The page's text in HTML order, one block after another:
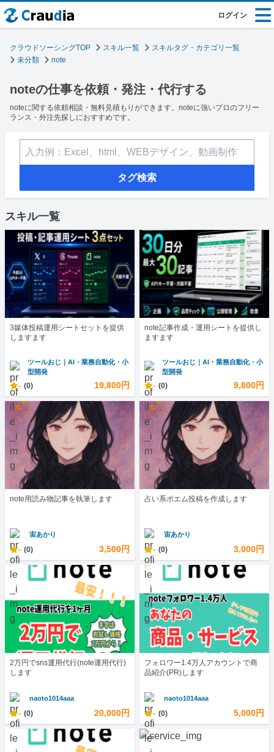
ログイン
クラウドソーシングTOP スキル一覧
スキルタグ・カテゴリ一覧
未分類
note
noteの仕事を依頼・発注・代行する
noteに関する依頼相談・無料見積もりができます。noteに強いプロのフリー
ランス・外注先探しにおすすめです。
タグ検索
スキル一覧
3媒体投稿運用シートセットを提供
しますます
ツールおじ｜AI・業務自動化・小
型開発
- (0) 19,800円
note記事作成・運用シートを提供し
ますます
ツールおじ｜AI・業務自動化・小
型開発
- (0) 9,800円
note用読み物記事を執筆します
宙あかり
- (0) 3,500円
占い系ポエム投稿を作成します
宙あかり
- (0) 3,000円
2万円でsns運用代行(note運用代行)
します
naoto1014aaa
- (0) 20,000円
フォロワー1.4万人アカウントで商
品紹介(PR)します
naoto1014aaa
- (0) 5,000円